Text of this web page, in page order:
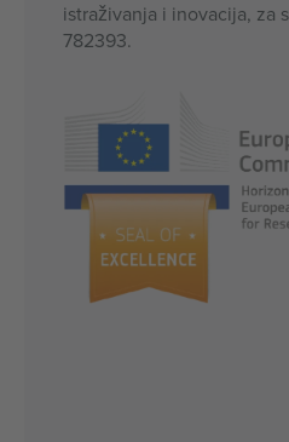
istraživanja i inovacija, za
782393.